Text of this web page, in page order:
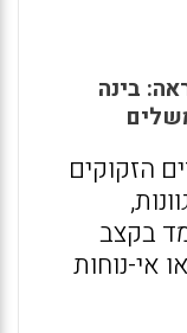
בינה
הזקוקים
בקצב
אי-נוחות